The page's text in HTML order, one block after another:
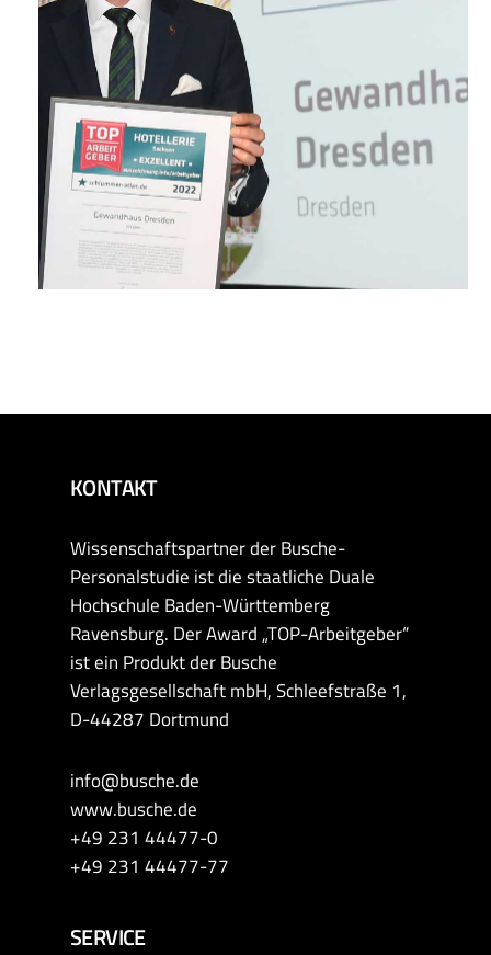
KONTAKT
Wissenschaftspartner der Busche-
Personalstudie ist die staatliche Duale
Hochschule Baden-Württemberg
Ravensburg. Der Award „TOP-Arbeitgeber“
ist ein Produkt der Busche
Verlagsgesellschaft mbH, Schleefstraße 1,
D-44287 Dortmund
info@busche.de
www.busche.de
+49 231 44477-0
+49 231 44477-77
SERVICE